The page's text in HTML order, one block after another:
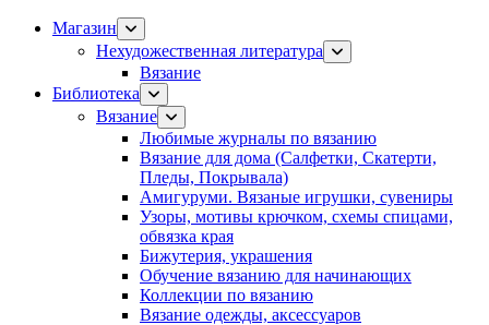
Магазин
Нехудожественная литература
Вязание
Библиотека
Вязание
Любимые журналы по вязанию
Вязание для дома (Салфетки, Скатерти,
Пледы, Покрывала)
Амигуруми. Вязаные игрушки, сувениры
Узоры, мотивы крючком, схемы спицами,
обвязка края
Бижутерия, украшения
Обучение вязанию для начинающих
Коллекции по вязанию
Вязание одежды, аксессуаров